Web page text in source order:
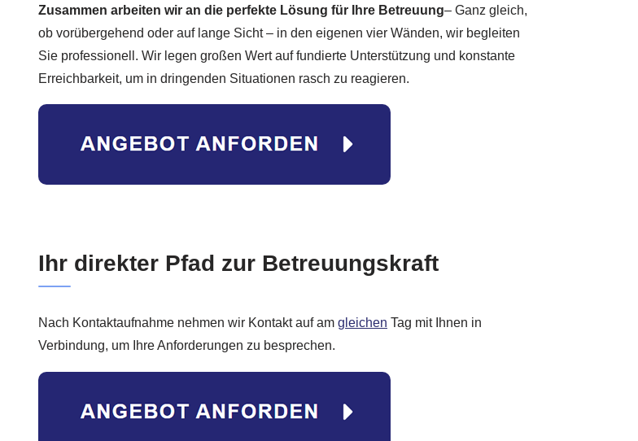
Zusammen arbeiten wir an die perfekte Lösung für Ihre Betreuung– Ganz gleich,
ob vorübergehend oder auf lange Sicht – in den eigenen vier Wänden, wir begleiten
Sie professionell. Wir legen großen Wert auf fundierte Unterstützung und konstante
Erreichbarkeit, um in dringenden Situationen rasch zu reagieren.
Ihr direkter Pfad zur Betreuungskraft
Nach Kontaktaufnahme nehmen wir Kontakt auf am gleichen Tag mit Ihnen in
Verbindung, um Ihre Anforderungen zu besprechen.